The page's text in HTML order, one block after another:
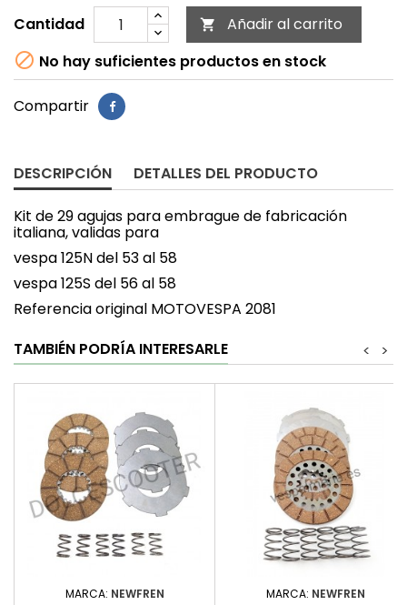
Cantidad
 Añadir al carrito
 No hay suficientes productos en stock
Compartir
DESCRIPCIÓN DETALLES DEL PRODUCTO
Kit de 29 agujas para embrague de fabricación
italiana, validas para
vespa 125N del 53 al 58
vespa 125S del 56 al 58
Referencia original MOTOVESPA 2081
TAMBIÉN PODRÍA INTERESARLE
>
<
MARCA: NEWFREN MARCA: NEWFREN